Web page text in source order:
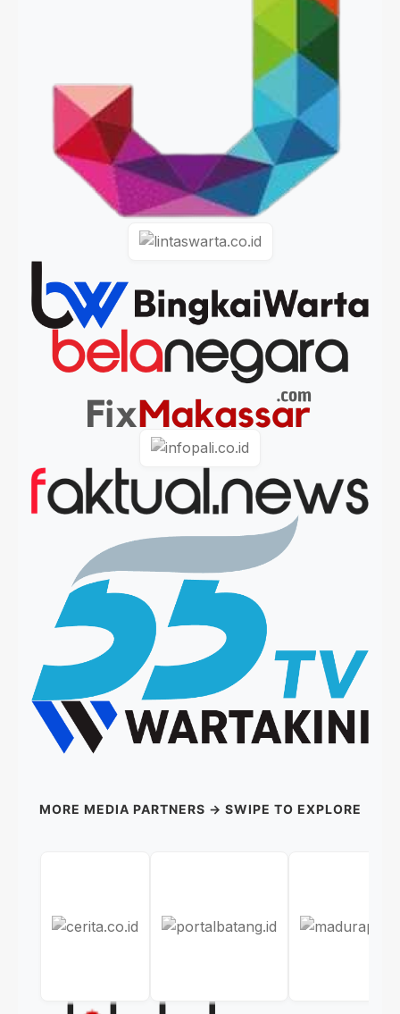
MORE MEDIA PARTNERS → SWIPE TO EXPLORE